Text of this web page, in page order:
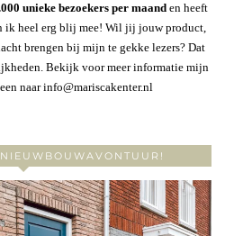
unieke bezoekers per maanden heeft
ik heel erg blij mee! Wil jij jouw product,
brengen bij mijn te gekke lezers? Dat
Bekijk voor meer informatie mijn
naar info@mariscakenter.nl